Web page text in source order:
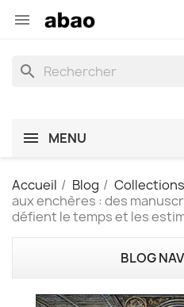

search
MENU
Accueil Blog
aux enchères : des
défient le temps et les
BLOG